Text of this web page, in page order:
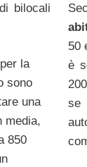
bilocali
la
sono
una
media,
850
50
è
se